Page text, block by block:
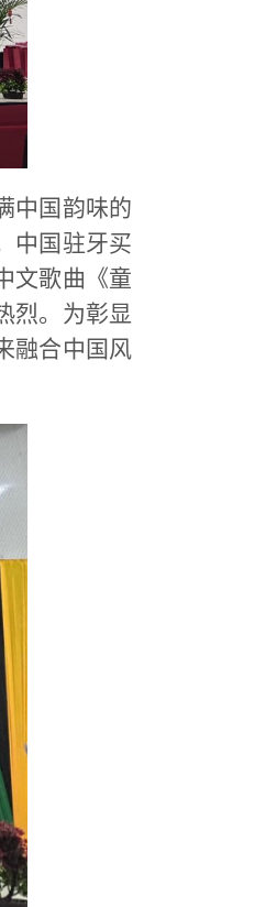
中国韵味的
中国驻牙买
文歌曲《童
烈。为彰显
融合中国风